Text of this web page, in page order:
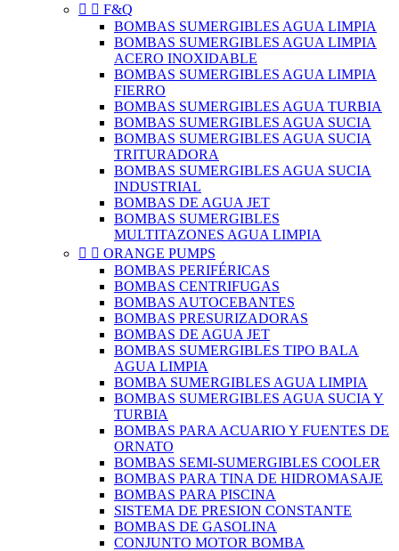
  F&Q
BOMBAS SUMERGIBLES AGUA LIMPIA
BOMBAS SUMERGIBLES AGUA LIMPIA
ACERO INOXIDABLE
BOMBAS SUMERGIBLES AGUA LIMPIA
FIERRO
BOMBAS SUMERGIBLES AGUA TURBIA
BOMBAS SUMERGIBLES AGUA SUCIA
BOMBAS SUMERGIBLES AGUA SUCIA
TRITURADORA
BOMBAS SUMERGIBLES AGUA SUCIA
INDUSTRIAL
BOMBAS DE AGUA JET
BOMBAS SUMERGIBLES
MULTITAZONES AGUA LIMPIA
  ORANGE PUMPS
BOMBAS PERIFÉRICAS
BOMBAS CENTRIFUGAS
BOMBAS AUTOCEBANTES
BOMBAS PRESURIZADORAS
BOMBAS DE AGUA JET
BOMBAS SUMERGIBLES TIPO BALA
AGUA LIMPIA
BOMBA SUMERGIBLES AGUA LIMPIA
BOMBAS SUMERGIBLES AGUA SUCIA Y
TURBIA
BOMBAS PARA ACUARIO Y FUENTES DE
ORNATO
BOMBAS SEMI-SUMERGIBLES COOLER
BOMBAS PARA TINA DE HIDROMASAJE
BOMBAS PARA PISCINA
SISTEMA DE PRESION CONSTANTE
BOMBAS DE GASOLINA
CONJUNTO MOTOR BOMBA